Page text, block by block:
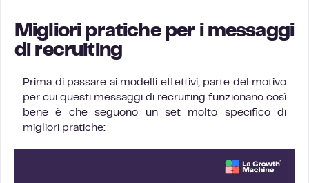
Migliori pratiche per i messaggi
di recruiting
Prima di passare ai modelli effettivi, parte del motivo
per cui questi messaggi di recruiting funzionano così
bene è che seguono un set molto specifico di
migliori pratiche: